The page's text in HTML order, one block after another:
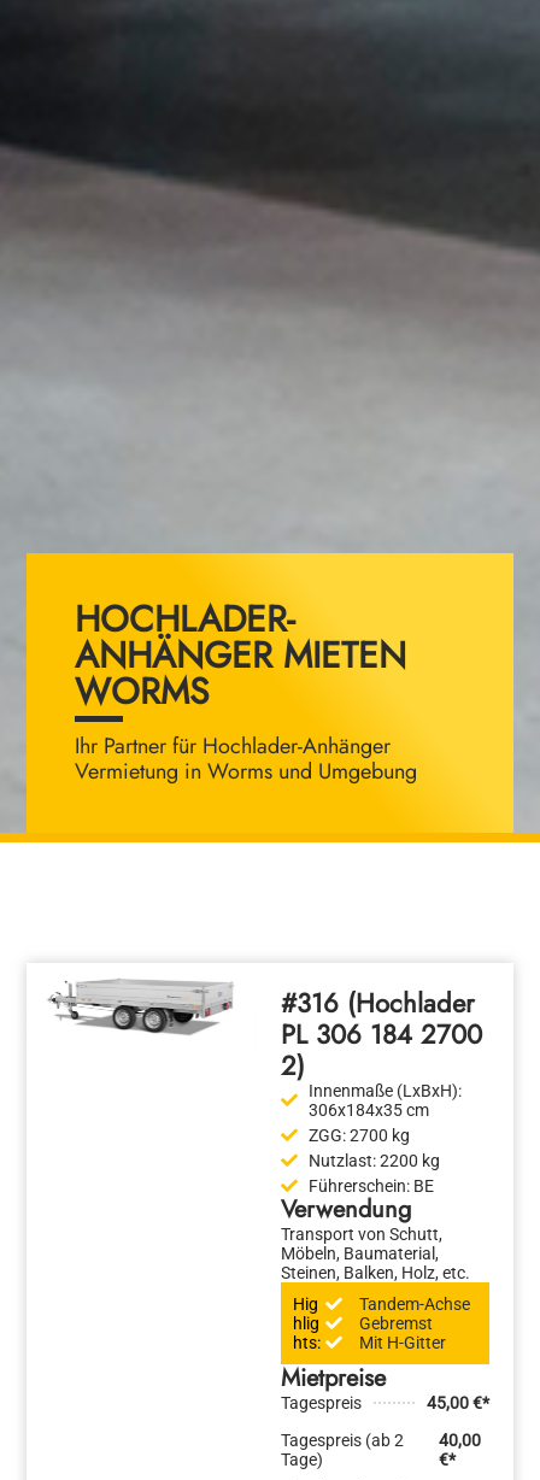
HOCHLADER-
ANHÄNGER MIETEN
WORMS
Ihr Partner für Hochlader-Anhänger
Vermietung in Worms und Umgebung
#316 (Hochlader
PL 306 184 2700
2)
Innenmaße (LxBxH):
306x184x35 cm
ZGG:2700 kg
Nutzlast:2200 kg
Führerschein:BE
Verwendung
Transport von Schutt,
Möbeln, Baumaterial,
Steinen, Balken, Holz, etc.
Hig
hlig
hts:
Tandem-Achse
Gebremst
Mit H-Gitter
Mietpreise
Tagespreis
45,00 €*
Tagespreis (ab 2
Tage)
40,00
€*